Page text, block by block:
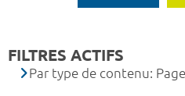
FILTRES ACTIFS
Par type de contenu: